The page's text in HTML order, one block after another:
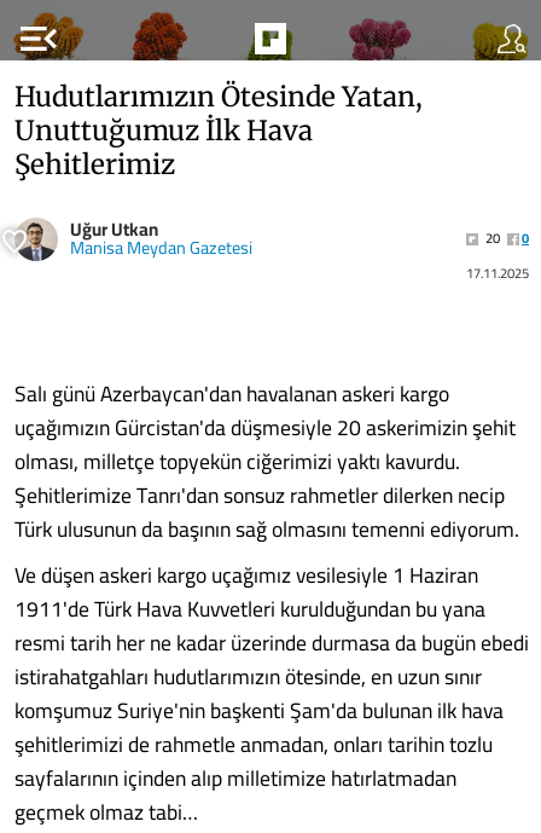
menu_open
Hudutlarımızın Ötesinde Yatan,
Unuttuğumuz İlk Hava
Şehitlerimiz
Uğur Utkan
Manisa Meydan Gazetesi 20
0
17.11.2025
Salı günü Azerbaycan'dan havalanan askeri kargo
uçağımızın Gürcistan'da düşmesiyle 20 askerimizin şehit
olması, milletçe topyekün ciğerimizi yaktı kavurdu.
Şehitlerimize Tanrı'dan sonsuz rahmetler dilerken necip
Türk ulusunun da başının sağ olmasını temenni ediyorum.
Ve düşen askeri kargo uçağımız vesilesiyle 1 Haziran
1911'de Türk Hava Kuvvetleri kurulduğundan bu yana
resmi tarih her ne kadar üzerinde durmasa da bugün ebedi
istirahatgahları hudutlarımızın ötesinde, en uzun sınır
komşumuz Suriye'nin başkenti Şam'da bulunan ilk hava
şehitlerimizi de rahmetle anmadan, onları tarihin tozlu
sayfalarının içinden alıp milletimize hatırlatmadan
geçmek olmaz tabi…